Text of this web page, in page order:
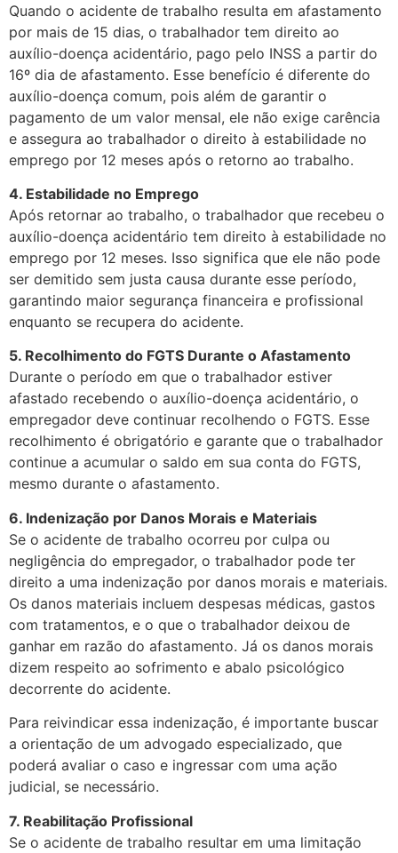
Quando o acidente de trabalho resulta em afastamento
por mais de 15 dias, o trabalhador tem direito ao
auxílio-doença acidentário, pago pelo INSS a partir do
16º dia de afastamento. Esse benefício é diferente do
auxílio-doença comum, pois além de garantir o
pagamento de um valor mensal, ele não exige carência
e assegura ao trabalhador o direito à estabilidade no
emprego por 12 meses após o retorno ao trabalho.
4. Estabilidade no Emprego
Após retornar ao trabalho, o trabalhador que recebeu o
auxílio-doença acidentário tem direito à estabilidade no
emprego por 12 meses. Isso significa que ele não pode
ser demitido sem justa causa durante esse período,
garantindo maior segurança financeira e profissional
enquanto se recupera do acidente.
5. Recolhimento do FGTS Durante o Afastamento
Durante o período em que o trabalhador estiver
afastado recebendo o auxílio-doença acidentário, o
empregador deve continuar recolhendo o FGTS. Esse
recolhimento é obrigatório e garante que o trabalhador
continue a acumular o saldo em sua conta do FGTS,
mesmo durante o afastamento.
6. Indenização por Danos Morais e Materiais
Se o acidente de trabalho ocorreu por culpa ou
negligência do empregador, o trabalhador pode ter
direito a uma indenização por danos morais e materiais.
Os danos materiais incluem despesas médicas, gastos
com tratamentos, e o que o trabalhador deixou de
ganhar em razão do afastamento. Já os danos morais
dizem respeito ao sofrimento e abalo psicológico
decorrente do acidente.
Para reivindicar essa indenização, é importante buscar
a orientação de um advogado especializado, que
poderá avaliar o caso e ingressar com uma ação
judicial, se necessário.
7. Reabilitação Profissional
Se o acidente de trabalho resultar em uma limitação